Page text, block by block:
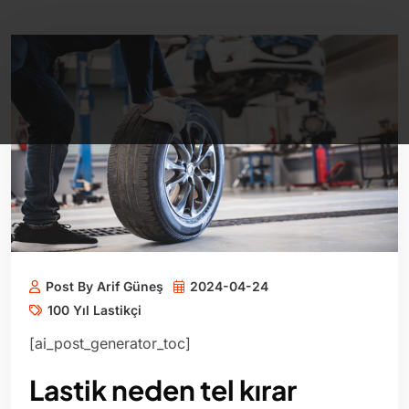
Post By Arif Güneş
2024-04-24
100 Yıl Lastikçi
[ai_post_generator_toc]
Lastik neden tel kırar